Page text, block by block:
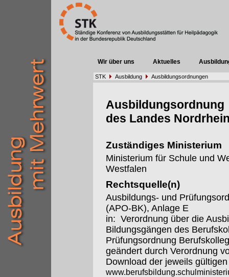
Wir über uns Aktuelles
STK Ausbildung Ausbildungsordnungen
Ausbildungsordnung
des Landes
Zuständiges Ministerium
Ministerium für Schule und
Westfalen
Rechtsquelle(n)
Ausbildungs- und
(APO-BK), Anlage E
in: Verordnung über die
Bildungsgängen des
Prüfungsordnung
geändert durch Verordnung
Download der jeweils